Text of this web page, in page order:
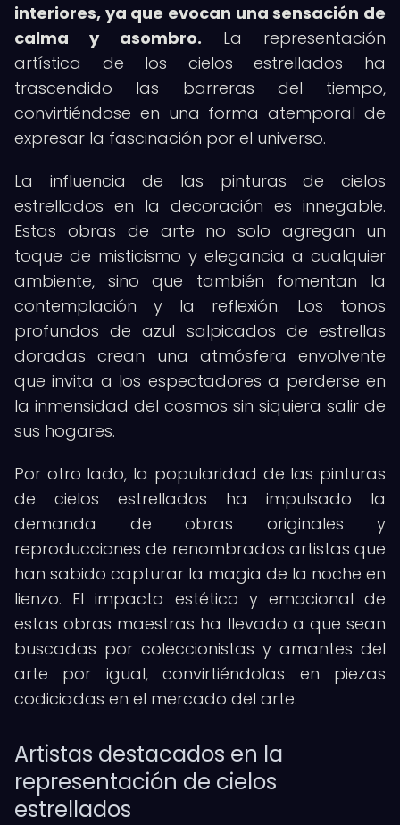
interiores, ya que evocan una sensación de
calma y asombro. La representación
artística de los cielos estrellados ha
trascendido las barreras del tiempo,
convirtiéndose en una forma atemporal de
expresar la fascinación por el universo.
La influencia de las pinturas de cielos
estrellados en la decoración es innegable.
Estas obras de arte no solo agregan un
toque de misticismo y elegancia a cualquier
ambiente, sino que también fomentan la
contemplación y la reflexión. Los tonos
profundos de azul salpicados de estrellas
doradas crean una atmósfera envolvente
que invita a los espectadores a perderse en
la inmensidad del cosmos sin siquiera salir de
sus hogares.
Por otro lado, la popularidad de las pinturas
de cielos estrellados ha impulsado la
demanda de obras originales y
reproducciones de renombrados artistas que
han sabido capturar la magia de la noche en
lienzo. El impacto estético y emocional de
estas obras maestras ha llevado a que sean
buscadas por coleccionistas y amantes del
arte por igual, convirtiéndolas en piezas
codiciadas en el mercado del arte.
Artistas destacados en la
representación de cielos
estrellados